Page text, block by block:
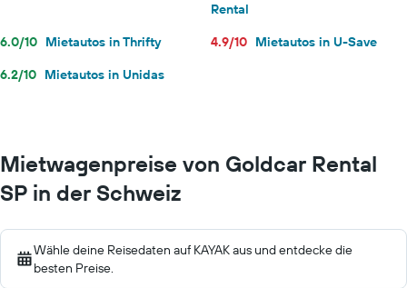
Rental
6.0/10 Mietautos in Thrifty 4.9/10 Mietautos in U-Save
6.2/10 Mietautos in Unidas
Mietwagenpreise von Goldcar Rental
SP in der Schweiz
Wähle deine Reisedaten auf KAYAK aus und entdecke die
besten Preise.